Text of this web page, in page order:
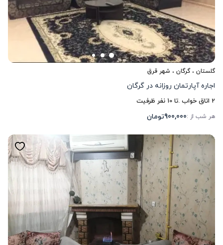
گلستان ،گرگان ، شهر قرق
اجاره آپارتمان روزانه در گرگان
2 اتاق خواب .تا10 نفر ظرفیت
هر شب از :900,000تومان